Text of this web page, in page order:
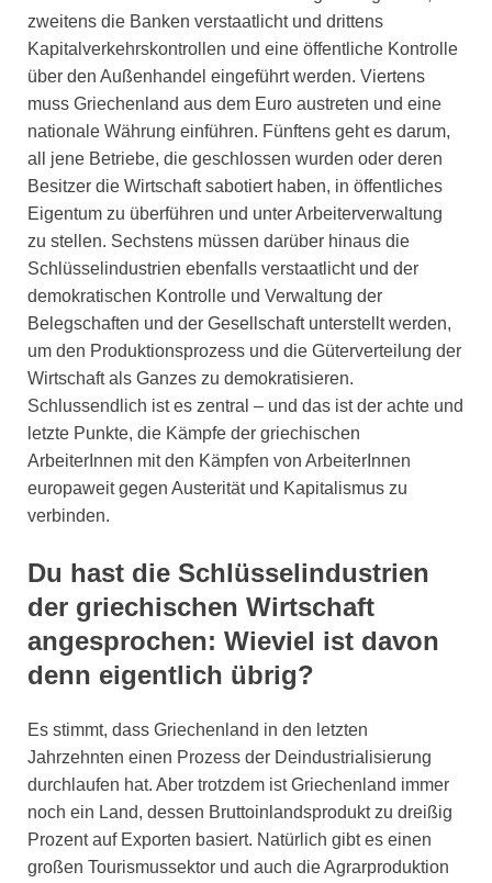
zweitens die Banken verstaatlicht und drittens
Kapitalverkehrskontrollen und eine öffentliche Kontrolle
über den Außenhandel eingeführt werden. Viertens
muss Griechenland aus dem Euro austreten und eine
nationale Währung einführen. Fünftens geht es darum,
all jene Betriebe, die geschlossen wurden oder deren
Besitzer die Wirtschaft sabotiert haben, in öffentliches
Eigentum zu überführen und unter Arbeiterverwaltung
zu stellen. Sechstens müssen darüber hinaus die
Schlüsselindustrien ebenfalls verstaatlicht und der
demokratischen Kontrolle und Verwaltung der
Belegschaften und der Gesellschaft unterstellt werden,
um den Produktionsprozess und die Güterverteilung der
Wirtschaft als Ganzes zu demokratisieren.
Schlussendlich ist es zentral – und das ist der achte und
letzte Punkte, die Kämpfe der griechischen
ArbeiterInnen mit den Kämpfen von ArbeiterInnen
europaweit gegen Austerität und Kapitalismus zu
verbinden.
Du hast die Schlüsselindustrien
der griechischen Wirtschaft
angesprochen: Wieviel ist davon
denn eigentlich übrig?
Es stimmt, dass Griechenland in den letzten
Jahrzehnten einen Prozess der Deindustrialisierung
durchlaufen hat. Aber trotzdem ist Griechenland immer
noch ein Land, dessen Bruttoinlandsprodukt zu dreißig
Prozent auf Exporten basiert. Natürlich gibt es einen
großen Tourismussektor und auch die Agrarproduktion